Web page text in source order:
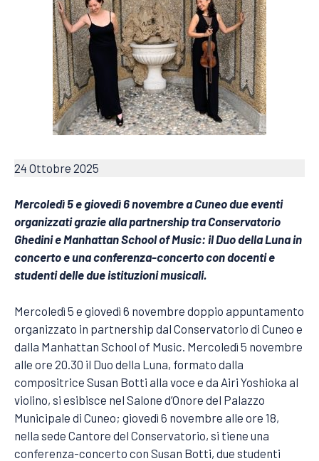
24 Ottobre 2025
Mercoledì 5 e giovedì 6 novembre a Cuneo due eventi
organizzati grazie alla partnership tra Conservatorio
Ghedini e Manhattan School of Music: il Duo della Luna in
concerto e una conferenza-concerto con docenti e
studenti delle due istituzioni musicali.
Mercoledì 5 e giovedì 6 novembre doppio appuntamento
organizzato in partnership dal Conservatorio di Cuneo e
dalla Manhattan School of Music. Mercoledì 5 novembre
alle ore 20.30 il Duo della Luna, formato dalla
compositrice Susan Botti alla voce e da Airi Yoshioka al
violino, si esibisce nel Salone d’Onore del Palazzo
Municipale di Cuneo; giovedì 6 novembre alle ore 18,
nella sede Cantore del Conservatorio, si tiene una
conferenza-concerto con Susan Botti, due studenti